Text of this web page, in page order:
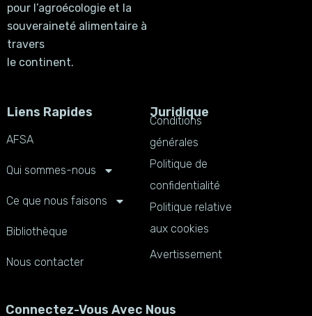
pour l’agroécologie et la
souveraineté alimentaire à
travers
le continent.
Liens Rapides
AFSA
Qui sommes-nous
Ce que nous faisons
Bibliothèque
Nous contacter
Juridique
Conditions
générales
Politique de
confidentialité
Politique relative
aux cookies
Avertissement
Connectez-Vous Avec Nous